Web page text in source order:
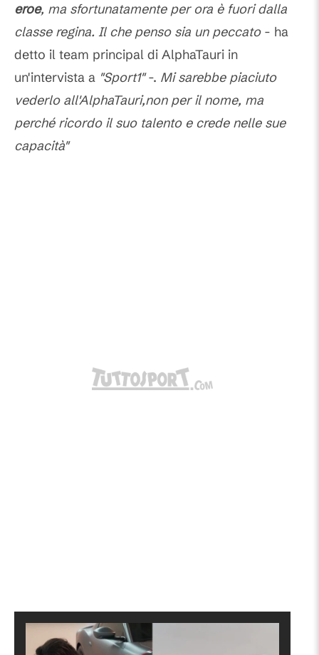
eroe, ma sfortunatamente per ora è fuori dalla
classe regina. Il che penso sia un peccato- ha
detto il team principal di AlphaTauri in
un'intervista a "Sport1"-. Mi sarebbe piaciuto
vederlo all'AlphaTauri,non per il nome, ma
perché ricordo il suo talento e crede nelle sue
capacità"